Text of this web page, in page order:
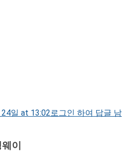
일 at 13:02로그인 하여 답글 남
이